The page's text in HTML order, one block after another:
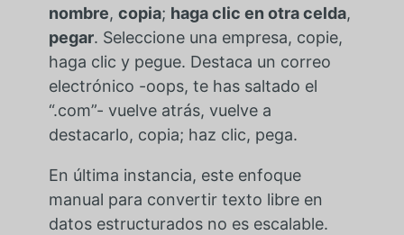
nombre, copia; haga clic en otra celda,
pegar. Seleccione una empresa, copie,
haga clic y pegue. Destaca un correo
electrónico -oops, te has saltado el
“.com”- vuelve atrás, vuelve a
destacarlo, copia; haz clic, pega.
En última instancia, este enfoque
manual para convertir texto libre en
datos estructurados no es escalable.